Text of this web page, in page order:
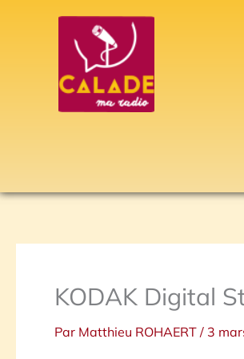
KODAK Digital
Par Matthieu ROHAERT / 3